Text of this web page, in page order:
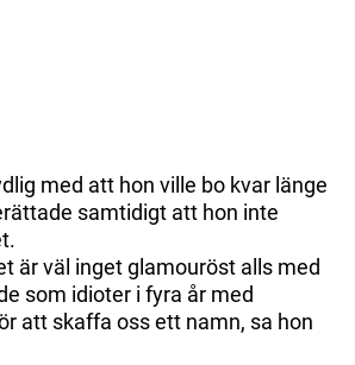
med att hon ville bo kvar länge
samtidigt att hon inte
är väl inget glamouröst alls med
som idioter i fyra år med
att skaffa oss ett namn, sa hon